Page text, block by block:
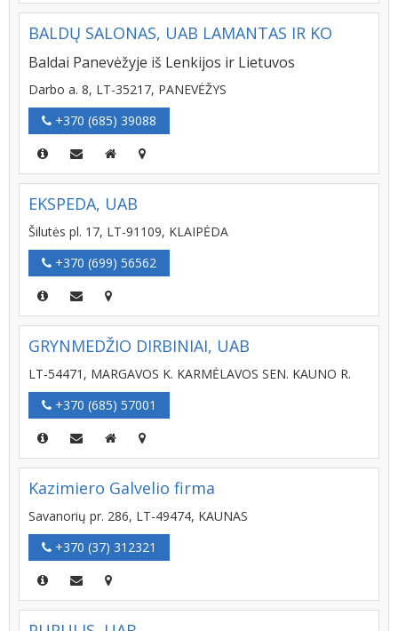
BALDŲ SALONAS, UAB LAMANTAS IR KO
Baldai Panevėžyje iš Lenkijos ir Lietuvos
Darbo a. 8, LT-35217, PANEVĖŽYS
+370 (685) 39088
EKSPEDA, UAB
Šilutės pl. 17, LT-91109, KLAIPĖDA
+370 (699) 56562
GRYNMEDŽIO DIRBINIAI, UAB
LT-54471, MARGAVOS K. KARMĖLAVOS SEN. KAUNO R.
+370 (685) 57001
Kazimiero Galvelio firma
Savanorių pr. 286, LT-49474, KAUNAS
+370 (37) 312321